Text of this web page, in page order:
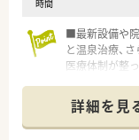
時間
■最新設備や院
と温泉治療、
医療体制が整っ
詳細を見